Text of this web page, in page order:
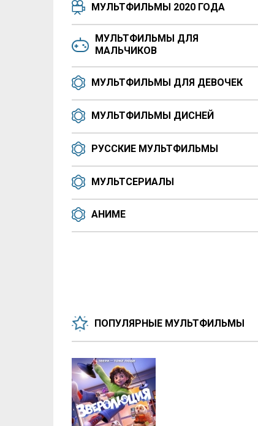
МУЛЬТФИЛЬМЫ 2020 ГОДА
МУЛЬТФИЛЬМЫ ДЛЯ
МАЛЬЧИКОВ
МУЛЬТФИЛЬМЫ ДЛЯ ДЕВОЧЕК
МУЛЬТФИЛЬМЫ ДИСНЕЙ
РУССКИЕ МУЛЬТФИЛЬМЫ
МУЛЬТСЕРИАЛЫ
АНИМЕ
ПОПУЛЯРНЫЕ МУЛЬТФИЛЬМЫ